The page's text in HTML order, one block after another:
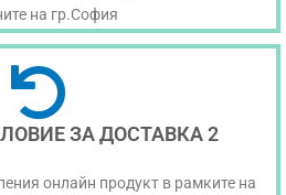
на гр.София
ЗА ДОСТАВКА 2
онлайн продукт в рамките на